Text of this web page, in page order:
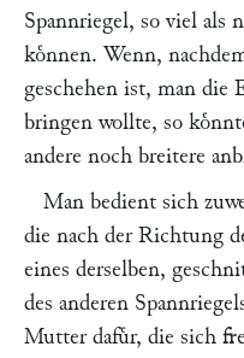
Spannriegel, so viel als
koͤnnen. Wenn,
geschehen ist, man die
bringen wollte, so
andere noch breitere
Man bedient sich
die nach der Richtung
eines derselben,
des anderen
Mutter dafuͤr, die sich